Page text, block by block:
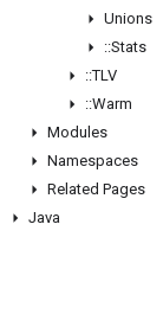
Unions
::Stats
::TLV
::Warm
Modules
Namespaces
Related Pages
Java